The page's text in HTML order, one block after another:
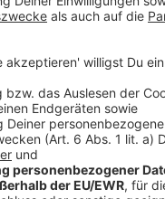
Links zum